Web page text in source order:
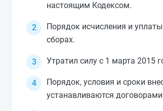
настоящим Кодексом.
Порядок исчисления и
сборах.
Утратил силу с 1 марта 2015
Порядок, условия и сроки
устанавливаются